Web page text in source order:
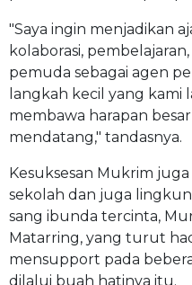
"Saya ingin menjadikan
kolaborasi,
pemuda sebagai agen
langkah kecil yang kami
membawa harapan
mendatang," tandasnya.
Kesuksesan Mukrim
sekolah dan juga
sang ibunda tercinta,
Matarring, yang turut
mensupport pada
dilalui buah hatinya itu.